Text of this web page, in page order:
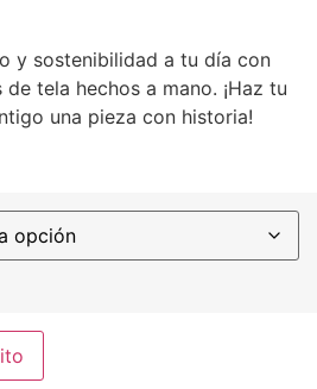
y sostenibilidad a tu día con
tela hechos a mano. ¡Haz tu
una pieza con historia!